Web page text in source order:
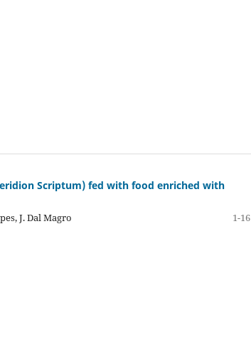
Scriptum) fed with food enriched with
J. Dal Magro
1-16